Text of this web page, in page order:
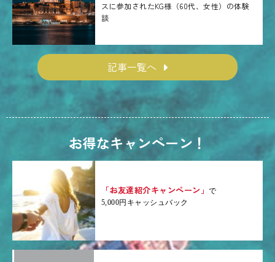
スに参加されたKG様（60代、女性）の体験
談
記事一覧へ
お得なキャンペーン！
「お友達紹介キャンペーン」で
5,000円キャッシュバック